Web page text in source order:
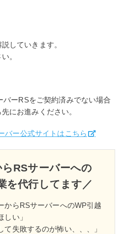
していきます。
。
ーRSをご契約済みでない場合
にお進みください。
バー公式サイトはこちら
RSサーバーへの
を代行してます／
からRSサーバーへのWP引越
しい」
て失敗するのが怖い、、、」